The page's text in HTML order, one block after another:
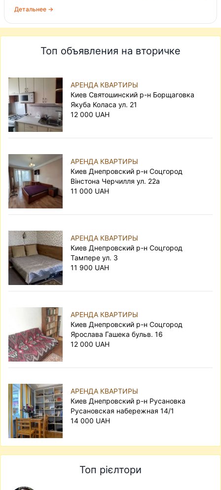
действительно, нужен ли посредник, в данном
дополнительные деньги? Вы можете
подходит вам по всем критериям и которую
все документы на квартиру, составить
договор самостоятельно или вместе с
владельцем и заключить его. Либо же
доверить подбор вариантов и оформление
договора посреднику, сэкономив время и
нервы. Вам решать, каким способом будет
Детальнее →
Топ объявления на вторичке
АРЕНДА КВАРТИРЫ
Киев Святошинский р-н Борщаговка
Якуба Коласа ул. 21
12 000 UAH
АРЕНДА КВАРТИРЫ
Киев Днепровский р-н Соцгород
Вінстона Черчилля ул. 22а
11 000 UAH
АРЕНДА КВАРТИРЫ
Киев Днепровский р-н Соцгород
Тампере ул. 3
11 900 UAH
АРЕНДА КВАРТИРЫ
Киев Днепровский р-н Соцгород
Ярослава Гашека бульв. 16
12 000 UAH
АРЕНДА КВАРТИРЫ
Киев Днепровский р-н Русановка
Русановская набережная 14/1
14 000 UAH
Топ рієлтори